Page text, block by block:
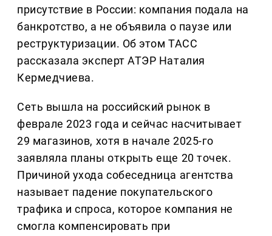
присутствие в России: компания подала на
банкротство, а не объявила о паузе или
реструктуризации. Об этом ТАСС
рассказала эксперт АТЭР Наталия
Кермедчиева.
Сеть вышла на российский рынок в
феврале 2023 года и сейчас насчитывает
29 магазинов, хотя в начале 2025-го
заявляла планы открыть еще 20 точек.
Причиной ухода собеседница агентства
называет падение покупательского
трафика и спроса, которое компания не
смогла компенсировать при